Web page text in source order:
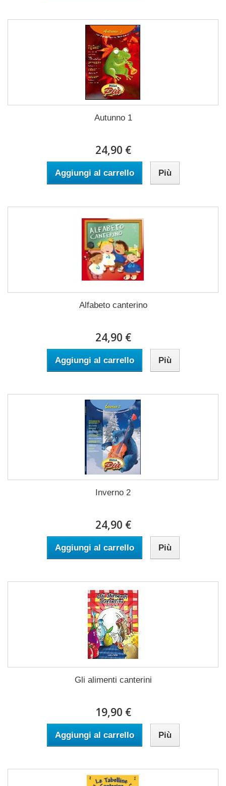
Autunno 1
24,90 €
Aggiungi al carrello Più
Alfabeto canterino
24,90 €
Aggiungi al carrello Più
Inverno 2
24,90 €
Aggiungi al carrello Più
Gli alimenti canterini
19,90 €
Aggiungi al carrello Più